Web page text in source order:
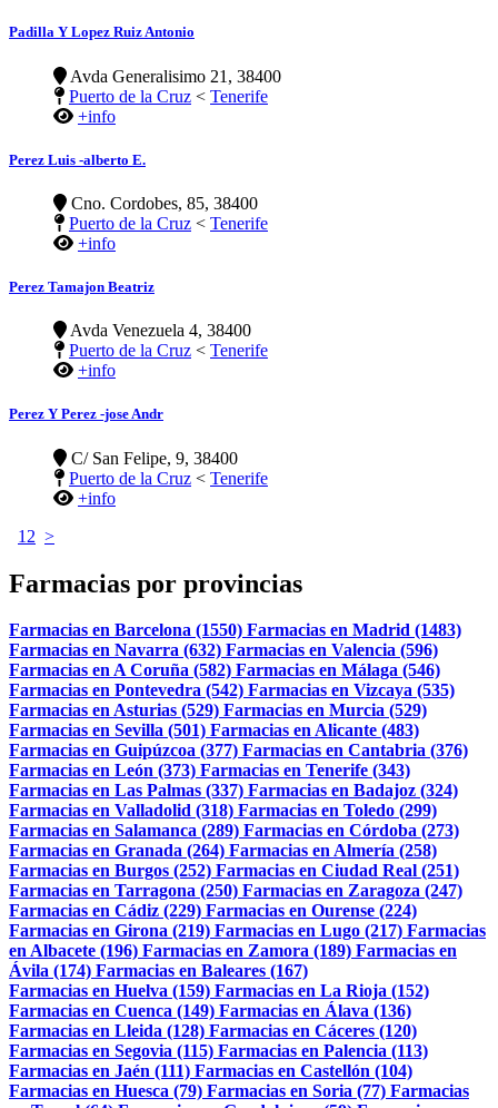
Padilla Y Lopez Ruiz Antonio
Avda Generalisimo 21, 38400
Puerto de la Cruz < Tenerife
+info
Perez Luis -alberto E.
Cno. Cordobes, 85, 38400
Puerto de la Cruz < Tenerife
+info
Perez Tamajon Beatriz
Avda Venezuela 4, 38400
Puerto de la Cruz < Tenerife
+info
Perez Y Perez -jose Andr
C/ San Felipe, 9, 38400
Puerto de la Cruz < Tenerife
+info
1 2 >
Farmacias por provincias
Farmacias en Barcelona (1550) Farmacias en Madrid (1483)
Farmacias en Navarra (632) Farmacias en Valencia (596)
Farmacias en A Coruña (582) Farmacias en Málaga (546)
Farmacias en Pontevedra (542) Farmacias en Vizcaya (535)
Farmacias en Asturias (529) Farmacias en Murcia (529)
Farmacias en Sevilla (501) Farmacias en Alicante (483)
Farmacias en Guipúzcoa (377) Farmacias en Cantabria (376)
Farmacias en León (373) Farmacias en Tenerife (343)
Farmacias en Las Palmas (337) Farmacias en Badajoz (324)
Farmacias en Valladolid (318) Farmacias en Toledo (299)
Farmacias en Salamanca (289) Farmacias en Córdoba (273)
Farmacias en Granada (264) Farmacias en Almería (258)
Farmacias en Burgos (252) Farmacias en Ciudad Real (251)
Farmacias en Tarragona (250) Farmacias en Zaragoza (247)
Farmacias en Cádiz (229) Farmacias en Ourense (224)
Farmacias en Girona (219) Farmacias en Lugo (217) Farmacias
en Albacete (196) Farmacias en Zamora (189) Farmacias en
Ávila (174) Farmacias en Baleares (167)
Farmacias en Huelva (159) Farmacias en La Rioja (152)
Farmacias en Cuenca (149) Farmacias en Álava (136)
Farmacias en Lleida (128) Farmacias en Cáceres (120)
Farmacias en Segovia (115) Farmacias en Palencia (113)
Farmacias en Jaén (111) Farmacias en Castellón (104)
Farmacias en Huesca (79) Farmacias en Soria (77) Farmacias